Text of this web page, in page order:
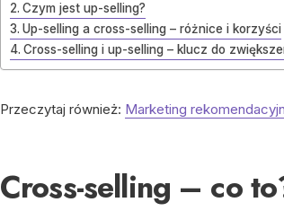
Czym jest up-selling?
Up-selling a cross-selling – różnice i korzyści
Cross-selling i up-selling – klucz do
Przeczytaj również: Marketing
Cross-selling – co